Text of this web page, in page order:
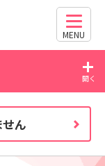
MENU
意ください（CVE-
ん